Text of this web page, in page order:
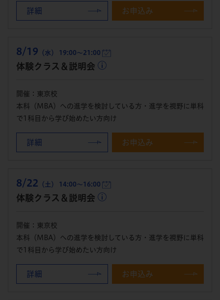
詳細 お申込み
8/19 （水） 19:00～21:00
体験クラス＆説明会
開催：東京校
本科（MBA）への進学を検討している方・進学を視野に単科
で1科目から学び始めたい方向け
詳細 お申込み
8/22 （土） 14:00～16:00
体験クラス＆説明会
開催：東京校
本科（MBA）への進学を検討している方・進学を視野に単科
で1科目から学び始めたい方向け
詳細 お申込み